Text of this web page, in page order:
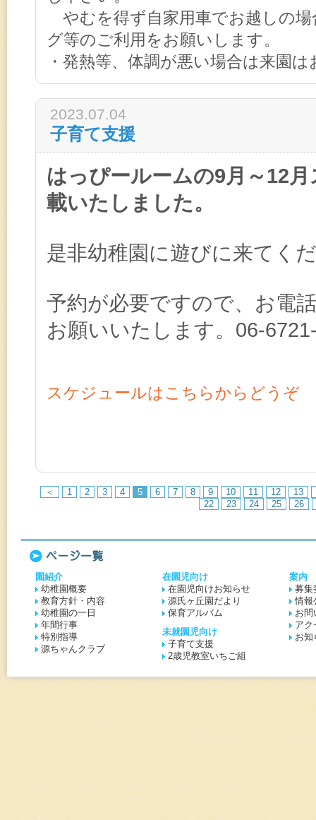
やむを得ず自家用車でお越しの
グ等のご利用をお願いします。
・発熱等、体調が悪い場合は来園
2023.07.04
子育て支援
はっぴールームの9月～12
載いたしました。
是非幼稚園に遊びに来てく
予約が必要ですので、お電
お願いいたします。06-
スケジュールはこちらからどうぞ
＜ 1 2 3 4 5 6 7 8 9 10 11 12
13
22
23 24 25 26
ページ一覧
園紹介
幼稚園概要
教育方針・内容
幼稚園の一日
年間行事
特別指導
源ちゃんクラブ
在園児向け
在園児向けお知らせ
源氏ヶ丘園だより
保育アルバム
未就園児向け
子育て支援
2歳児教室いちご組
案内
募集
情報
お問
アク
お知